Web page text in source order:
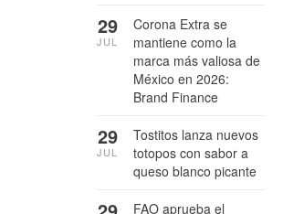
Corona Extra se
mantiene como la
marca más valiosa de
México en 2026:
Brand Finance
29
JUL
Tostitos lanza nuevos
totopos con sabor a
queso blanco picante
29
JUL
FAO aprueba el